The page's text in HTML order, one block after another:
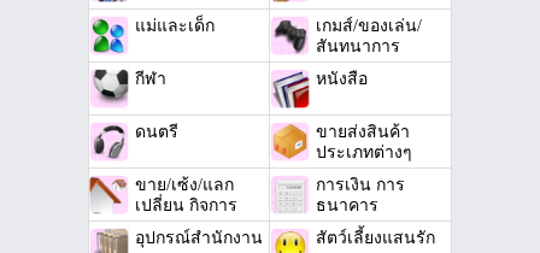
แม่และเด็ก
เกมส์/ของเล่น/
สันทนาการ
กีฬา
หนังสือ
ดนตรี
ขายส่งสินค้า
ประเภทต่างๆ
ขาย/เซ้ง/แลก
เปลี่ยน กิจการ
การเงิน การ
ธนาคาร
อุปกรณ์สำนักงาน
สัตว์เลี้ยงแสนรัก